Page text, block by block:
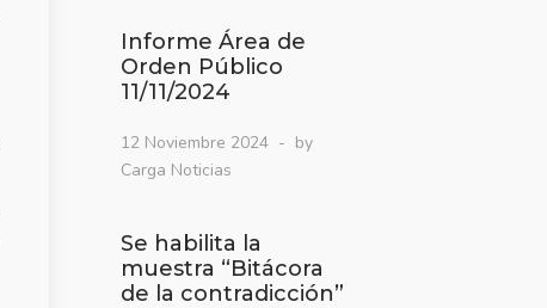
Informe Área de
Orden Público
11/11/2024
12 Noviembre 2024
by
Carga Noticias
Se habilita la
muestra “Bitácora
de la contradicción”